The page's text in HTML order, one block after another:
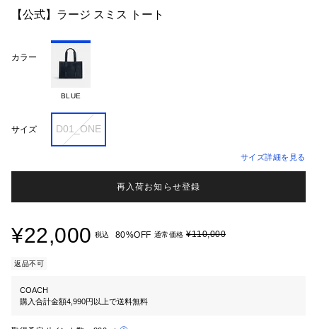
【公式】ラージ スミス トート
カラー
BLUE
サイズ D01_ONE
サイズ詳細を見る
再入荷お知らせ登録
¥22,000 税込 80%OFF 通常価格 ¥110,000
返品不可
COACH
購入合計金額4,990円以上で送料無料